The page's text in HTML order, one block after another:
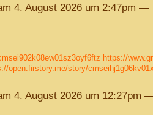
4. August 2026 um 2:47pm —
https://
open.firstory.me/story/
4. August 2026 um 12:27pm